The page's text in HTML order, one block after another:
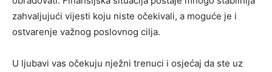
zahvaljujući vijesti koju niste očekivali, a moguće je i
ostvarenje važnog poslovnog cilja.
U ljubavi vas očekuju nježni trenuci i osjećaj da ste uz